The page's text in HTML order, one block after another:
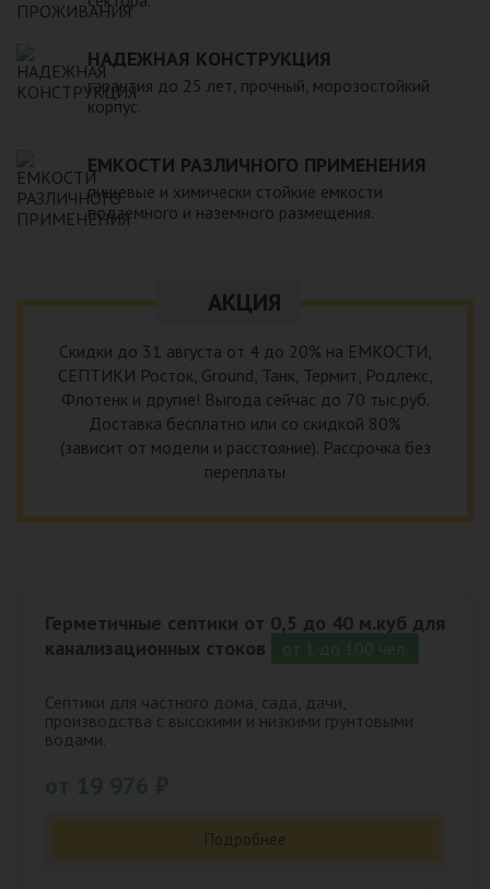
НАДЕЖНАЯ КОНСТРУКЦИЯ
гарантия до 25 лет, прочный, морозостойкий
корпус.
ЕМКОСТИ РАЗЛИЧНОГО ПРИМЕНЕНИЯ
пищевые и химически стойкие емкости
подземного и наземного размещения.
АКЦИЯ
Скидки до 31 августа от 4 до 20% на ЕМКОСТИ,
СЕПТИКИ Росток, Ground, Танк, Термит, Родлекс,
Флотенк и другие! Выгода сейчас до 70 тыс.руб.
Доставка бесплатно или со скидкой 80%
(зависит от модели и расстояние). Рассрочка без
переплаты
Герметичные септики от 0,5 до 40 м.куб для
канализационных стоков
Септики для частного дома, сада, дачи,
производства с высокими и низкими грунтовыми
водами.
Подробнее